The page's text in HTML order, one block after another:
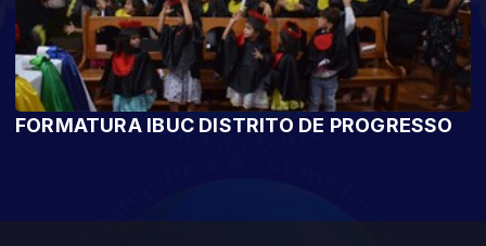
FORMATURA IBUC DISTRITO DE PROGRESSO